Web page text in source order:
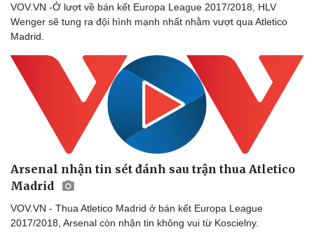
Thông tin doanh nghiệp
Doanh nghiệp 24h
Doanh nhân
Sành điệu
Tin Công nghệ
VOV.VN -Ở lượt về bán kết Europa League 2017/2018, HLV
Wenger sẽ tung ra đội hình mạnh nhất nhằm vượt qua Atletico
Madrid.
Arsenal nhận tin sét đánh sau trận thua Atletico
Madrid
VOV.VN - Thua Atletico Madrid ở bán kết Europa League
2017/2018, Arsenal còn nhận tin không vui từ Koscielny.